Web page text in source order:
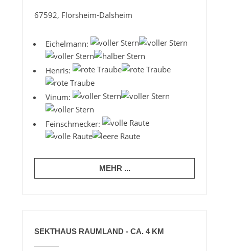
67592, Flörsheim-Dalsheim
Eichelmann:
Henris:
Vinum:
Feinschmecker:
MEHR ...
SEKTHAUS RAUMLAND - CA. 4 KM